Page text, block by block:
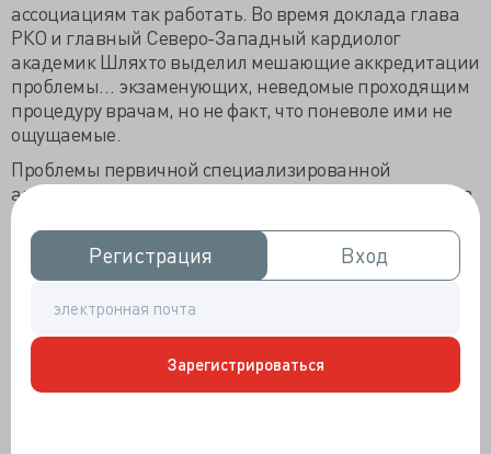
Регистрация
Регистрация Вход
Вход
Зарегистрироваться
ассоциациям так работать. Во время доклада глава
РКО и главный Северо-Западный кардиолог
академик Шляхто выделил мешающие аккредитации
проблемы… экзаменующих, неведомые проходящим
процедуру врачам, но не факт, что поневоле ими не
ощущаемые.
Проблемы первичной специализированной
аккредитации зиждутся на бесплатном труде членов
комиссий. Минздрав изначально не планировал
платить экзаменаторам, попытался урегулировать
вопрос – перевёл оплату на бюджеты ЛПУ. Членам
сохраняют зарплату на время экзаменов и даже
премируют баллами НМО, но отсутствие на рабочем
месте не проходит бесследно, из-за чего крайне
сложно собрать полноценную по составу комиссию, а
это минимум семеро высококвалифицированных